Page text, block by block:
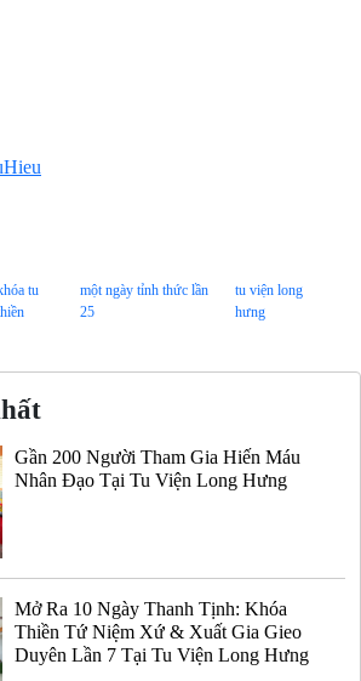
tu
một ngày tỉnh thức lần
25
tu viện long
hưng
Gần 200 Người Tham Gia Hiến Máu
Nhân Đạo Tại Tu Viện Long Hưng
Mở Ra 10 Ngày Thanh Tịnh: Khóa
Thiền Tứ Niệm Xứ & Xuất Gia Gieo
Duyên Lần 7 Tại Tu Viện Long Hưng